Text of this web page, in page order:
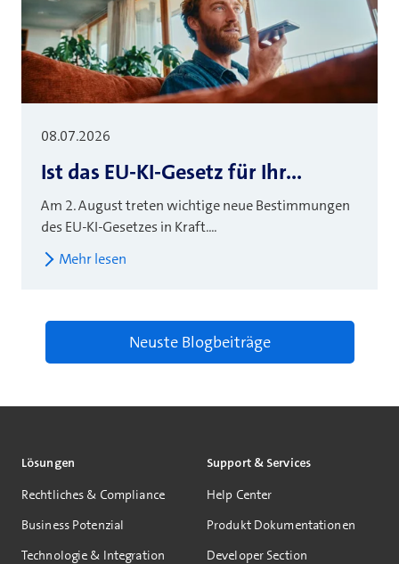
08.07.2026
Ist das EU-KI-Gesetz für Ihr...
Am 2. August treten wichtige neue Bestimmungen
des EU-KI-Gesetzes in Kraft....
Mehr lesen
Neuste Blogbeiträge
Lösungen
Rechtliches & Compliance
Business Potenzial
Technologie & Integration
Support & Services
Help Center
Produkt Dokumentationen
Developer Section